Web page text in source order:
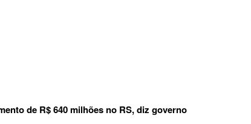
de R$ 640 milhões no RS, diz governo